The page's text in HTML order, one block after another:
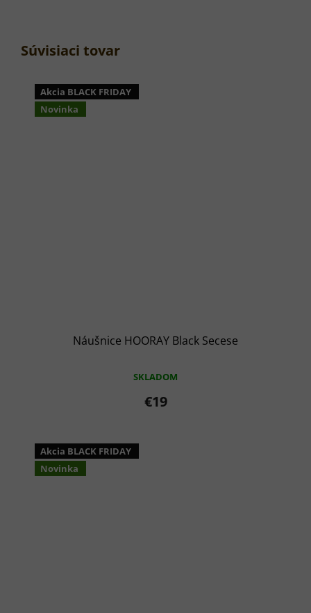
Súvisiaci tovar
Akcia BLACK FRIDAY
Novinka
Náušnice HOORAY Black Secese
SKLADOM
€19
Akcia BLACK FRIDAY
Novinka
hviezdičiek.